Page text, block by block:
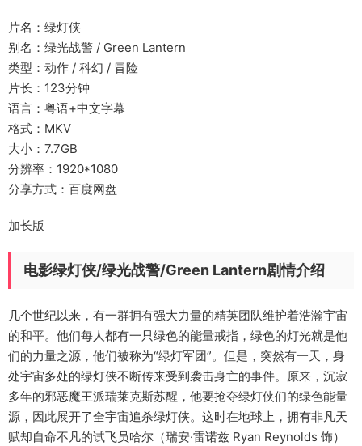
片名：绿灯侠
别名：绿光战警 / Green Lantern
类型：动作 / 科幻 / 冒险
片长：123分钟
语言：粤语+中文字幕
格式：MKV
大小：7.7GB
分辨率：1920*1080
分享方式：百度网盘
加长版
电影绿灯侠/绿光战警/Green Lantern剧情介绍
几个世纪以来，有一群拥有强大力量的精英团队维护着浩瀚宇宙
的和平。他们每人都有一只绿色的能量戒指，绿色的灯光就是他
们的力量之源，他们被称为“绿灯军团”。但是，突然有一天，身
处宇宙多处的绿灯侠不断传来受到袭击身亡的事件。原来，沉寂
多年的邪恶魔王派瑞莱克斯苏醒，他要抢夺绿灯侠们的绿色能量
源，因此展开了全宇宙追杀绿灯侠。这时在地球上，拥有非凡天
赋却自命不凡的试飞员哈尔（瑞安·雷诺兹 Ryan Reynolds 饰）